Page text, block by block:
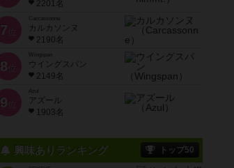
2201名
7 位
Carcassonne
カルカソンヌ
2190名
8 位
Wingspan
ウイングスパン
2149名
9 位
Azul
アズール
1903名
興味ありランキング トップ50